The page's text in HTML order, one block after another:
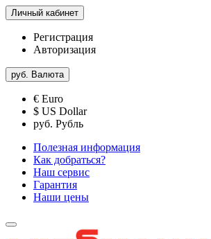
Личный кабинет
Регистрация
Авторизация
руб. Валюта
€ Euro
$ US Dollar
руб. Рубль
Полезная информация
Как добраться?
Наш сервис
Гарантия
Наши цены